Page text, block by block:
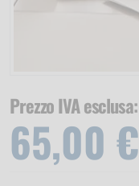
Prezzo IVA esclusa:
65,00 €